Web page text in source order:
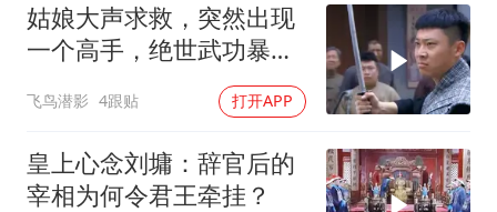
姑娘大声求救，突然出现
一个高手，绝世武功暴打
飞鸟潜影 4跟贴 打开APP
皇上心念刘墉：辞官后的
宰相为何令君王牵挂？